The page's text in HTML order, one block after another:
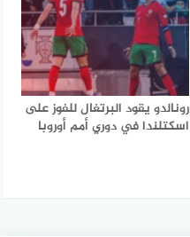
رونالدو يقود البرتغال للفوز على
اسكتلندا في دوري أمم أوروبا